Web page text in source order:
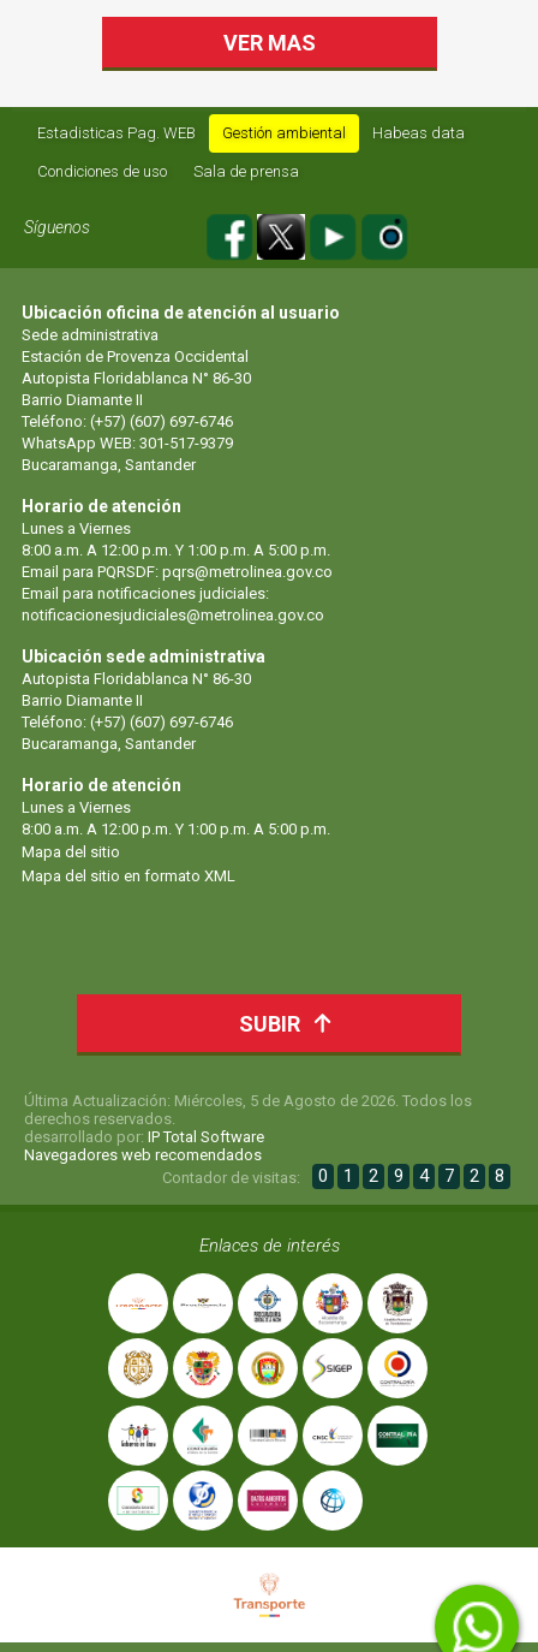
VER MAS
Estadisticas Pag. WEB Gestión ambiental Habeas data
Condiciones de uso Sala de prensa
Síguenos
Ubicación oficina de atención al usuario
Sede administrativa
Estación de Provenza Occidental
Autopista Floridablanca N° 86-30
Barrio Diamante II
Teléfono: (+57) (607) 697-6746
WhatsApp WEB: 301-517-9379
Bucaramanga, Santander
Horario de atención
Lunes a Viernes
8:00 a.m. A 12:00 p.m. Y 1:00 p.m. A 5:00 p.m.
Email para PQRSDF: pqrs@metrolinea.gov.co
Email para notificaciones judiciales:
notificacionesjudiciales@metrolinea.gov.co
Ubicación sede administrativa
Autopista Floridablanca N° 86-30
Barrio Diamante II
Teléfono: (+57) (607) 697-6746
Bucaramanga, Santander
Horario de atención
Lunes a Viernes
8:00 a.m. A 12:00 p.m. Y 1:00 p.m. A 5:00 p.m.
Mapa del sitio
Mapa del sitio en formato XML
SUBIR
Última Actualización: Miércoles, 5 de Agosto de 2026. Todos los
derechos reservados.
desarrollado por: IP Total Software
Navegadores web recomendados
Contador de visitas:
0 1 2 9 4 7 2 8
Enlaces de interés